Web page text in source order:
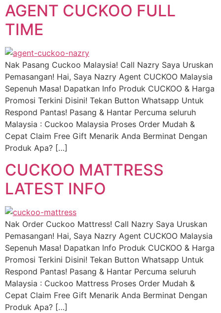
AGENT CUCKOO FULL
TIME
Nak Pasang Cuckoo Malaysia! Call Nazry Saya Uruskan
Pemasangan! Hai, Saya Nazry Agent CUCKOO Malaysia
Sepenuh Masa! Dapatkan Info Produk CUCKOO & Harga
Promosi Terkini Disini! Tekan Button Whatsapp Untuk
Respond Pantas! Pasang & Hantar Percuma seluruh
Malaysia : Cuckoo Malaysia Proses Order Mudah &
Cepat Claim Free Gift Menarik Anda Berminat Dengan
Produk Apa? […]
CUCKOO MATTRESS
LATEST INFO
Nak Order Cuckoo Mattress! Call Nazry Saya Uruskan
Pemasangan! Hai, Saya Nazry Agent CUCKOO Malaysia
Sepenuh Masa! Dapatkan Info Produk CUCKOO & Harga
Promosi Terkini Disini! Tekan Button Whatsapp Untuk
Respond Pantas! Pasang & Hantar Percuma seluruh
Malaysia : Cuckoo Mattress Proses Order Mudah &
Cepat Claim Free Gift Menarik Anda Berminat Dengan
Produk Apa? […]